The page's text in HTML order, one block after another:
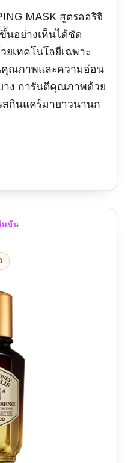
MASK สูตรออริจิ
นอย่างเห็นได้ชัด
ยเทคโนโลยีเฉพาะ
คุณภาพและความอ่อน
าง การันตีคุณภาพด้วย
สกินแคร์มายาวนานก
ใจจะได้ซื้อเพิ่มอีก ลอง
Lavender แล้วค่ะ
า มั่นใจของแท้ 100
มข้น